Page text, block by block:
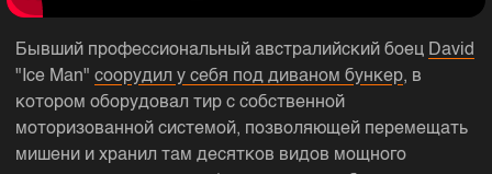
Бывший профессиональный австралийский боец David
"Ice Man" соорудил у себя под диваном бункер, в
котором оборудовал тир с собственной
моторизованной системой, позволяющей перемещать
мишени и хранил там десятков видов мощного